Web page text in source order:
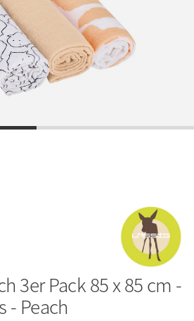
3er Pack 85 x 85 cm -
- Peach